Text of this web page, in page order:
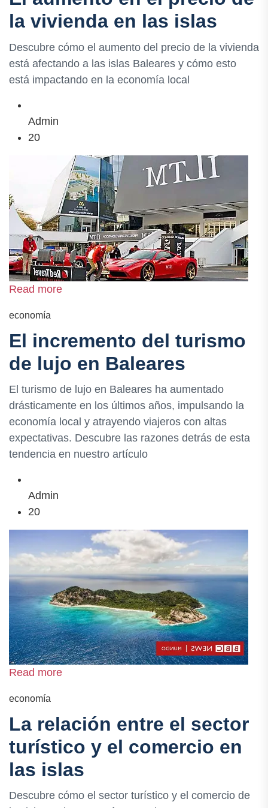
la vivienda en las islas
Descubre cómo el aumento del precio de la vivienda
está afectando a las islas Baleares y cómo esto
está impactando en la economía local
Admin
20
Read more
economía
El incremento del turismo
de lujo en Baleares
El turismo de lujo en Baleares ha aumentado
drásticamente en los últimos años, impulsando la
economía local y atrayendo viajeros con altas
expectativas. Descubre las razones detrás de esta
tendencia en nuestro artículo
Admin
20
Read more
economía
La relación entre el sector
turístico y el comercio en
las islas
Descubre cómo el sector turístico y el comercio de